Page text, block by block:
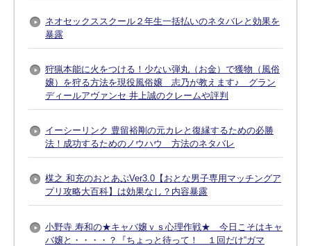
ネオセックススクール２年生一括払いのネタバレと効果を
暴露
狩猟本能に火をつける！少ない弾丸（お金）で獲物（風俗
嬢）を狩る方法を現役風俗嬢 志乃が教えます♪ グラン
ディールアヴァンセ 井上誠のクレームや評判
イーシーリンク 豊留裕剛の元カレと復縁するための必勝
法！成功するためのノウハウ 方法のネタバレ
楳之 和充のおとあぷVer3.0【おとな男子専用マッチングア
プリ攻略大百科】は効果なし？内容暴露
小野寺 寿和の★キャバ嬢ｖｓ心理作戦★ 今日こそはキャ
バ嬢と・・・・？『ちょっと待って！ １回だけ“ガマ